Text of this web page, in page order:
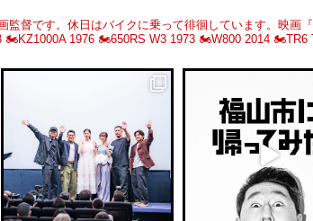
監督です。休日はバイクに乗って徘徊しています。映画
🏍️KZ1000A 1976 🏍️650RS W3 1973 🏍️W800 2014 🏍️TR6